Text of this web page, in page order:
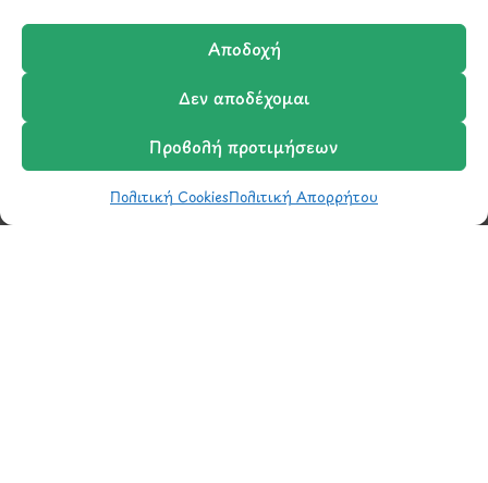
Αποδοχή
Δεν αποδέχομαι
Προβολή προτιμήσεων
Πολιτική CookiesΠολιτική Απορρήτου
Έχετε ερωτήσεις σχετικά με ένα προϊόν ή μια
επικοινωνήσουμε σύντομα μαζί σας.
ΚαλάθιΣύγκριση
Ο Λογαριασμός μου